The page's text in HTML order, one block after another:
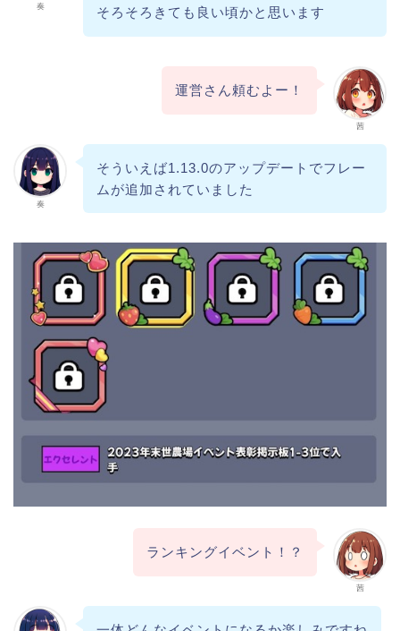
奏
そろそろきても良い頃かと思います
茜
運営さん頼むよー！
奏
そういえば1.13.0のアップデートでフレー
ムが追加されていました
茜
ランキングイベント！？